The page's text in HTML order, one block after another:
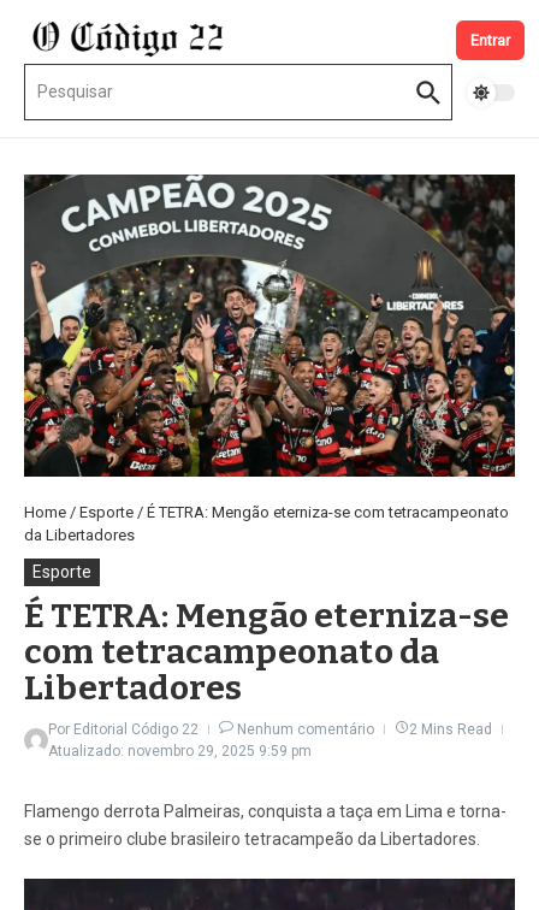
Entrar
Home / Esporte / É TETRA: Mengão eterniza-se com tetracampeonato
da Libertadores
Esporte
É TETRA: Mengão eterniza-se
com tetracampeonato da
Libertadores
Por Editorial Código 22 Nenhum comentário
2 Mins Read
Atualizado: novembro 29, 2025 9:59 pm
Flamengo derrota Palmeiras, conquista a taça em Lima e torna-
se o primeiro clube brasileiro tetracampeão da Libertadores.